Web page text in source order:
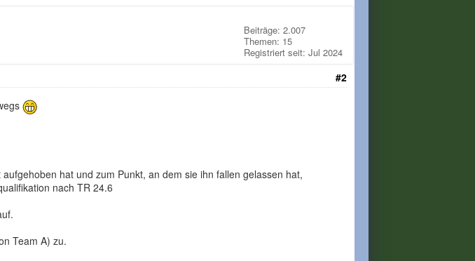
Beiträge: 2.007
Themen: 15
Registriert seit: Jul 2024
#2
hat und zum Punkt, an dem sie ihn fallen gelassen hat,
nach TR 24.6
Team A) zu.